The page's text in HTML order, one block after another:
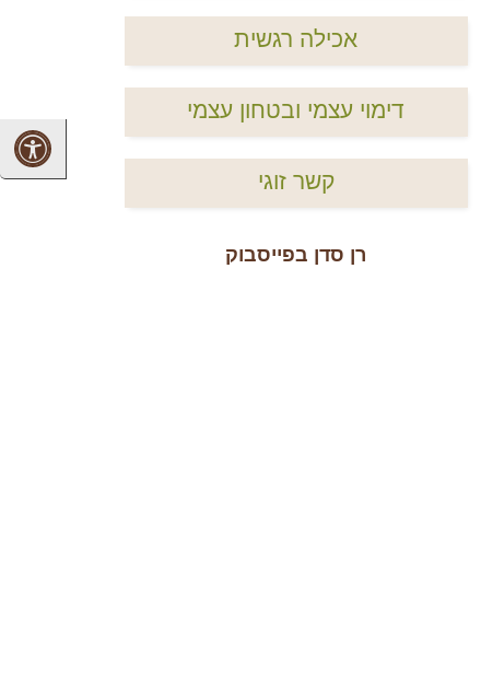
אכילה רגשית
דימוי עצמי ובטחון עצמי
קשר זוגי
רן סדן בפייסבוק